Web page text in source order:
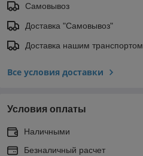
Самовывоз
Доставка "Самовывоз"
Доставка нашим транспортом
Все условия доставки
Условия оплаты
Наличными
Безналичный расчет